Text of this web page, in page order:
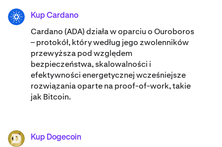
ADA Kup Cardano
Cardano (ADA) ​​działa w oparciu o Ouroboros
– protokół, który według jego zwolenników
przewyższa pod względem
bezpieczeństwa, skalowalności i
efektywności energetycznej wcześniejsze
rozwiązania oparte na proof-of-work, takie
jak Bitcoin.
DOGE Kup Dogecoin